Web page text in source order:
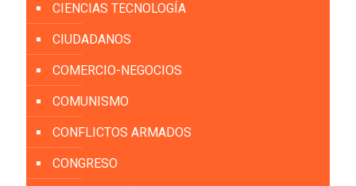
CIENCIAS TECNOLOGÍA
CIUDADANOS
COMERCIO-NEGOCIOS
COMUNISMO
CONFLICTOS ARMADOS
CONGRESO